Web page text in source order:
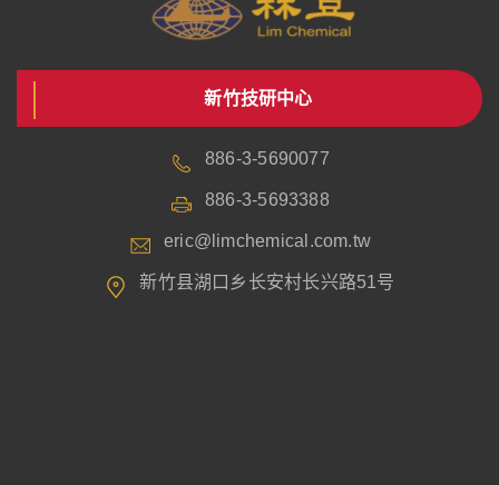
新竹技研中心
886-3-5690077
886-3-5693388
eric@limchemical.com.tw
新竹县湖口乡长安村长兴路51号